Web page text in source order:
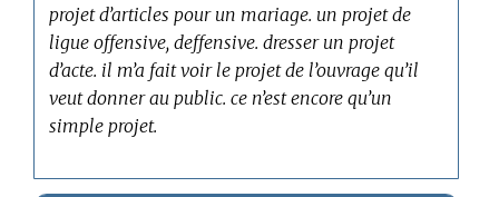
projet d’articles pour un mariage. un projet de
ligue offensive, deffensive. dresser un projet
d’acte. il m’a fait voir le projet de l’ouvrage qu’il
veut donner au public. ce n’est encore qu’un
simple projet.